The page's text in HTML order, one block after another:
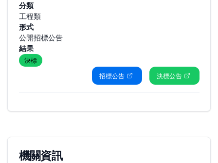
分類
工程類
形式
公開招標公告
結果
決標
招標公告
決標公告
機關資訊